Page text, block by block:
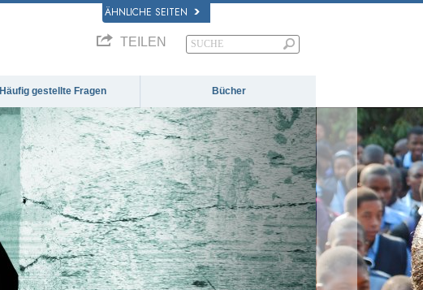
ÄHNLICHE SEITEN
TEILEN
Häufig gestellte Fragen Bücher